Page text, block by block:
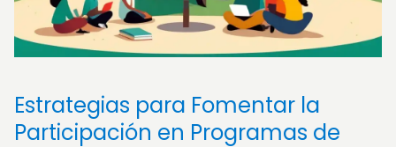
Estrategias para Fomentar la
Participación en Programas de